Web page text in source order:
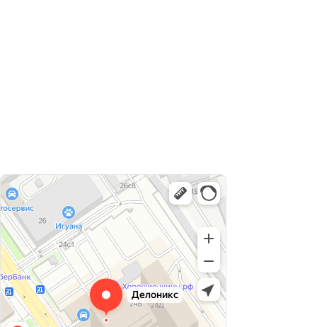
Лайф Принт
Типография в Москве
Изготовление и оптовая продажа сувениров в Москве